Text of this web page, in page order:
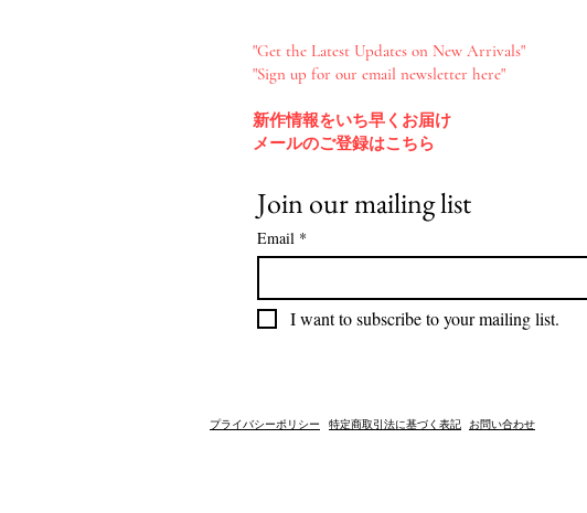
"Get the Latest Updates on New Arrivals"
"Sign up for our email newsletter here"
新作情報をいち早くお届け​
メールのご登録はこちら
Join our mailing list
Email *
I want to subscribe to your mailing list.
​プライバシーポリシー ​特定商取引法に基づく表記 ​お問い合わせ